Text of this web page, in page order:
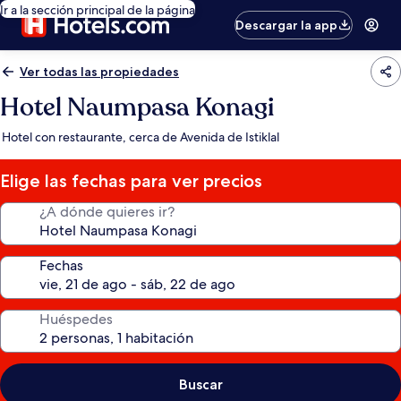
Ir a la sección principal de la página
Descargar la app
Ver todas las propiedades
Hotel Naumpasa Konagi
Hotel con restaurante, cerca de Avenida de Istiklal
Elige las fechas para ver precios
¿A dónde quieres ir?
Fechas
Huéspedes
Buscar